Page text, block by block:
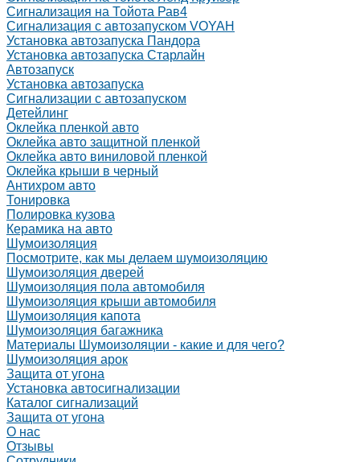
Сигнализация на Тойота Рав4
Сигнализация с автозапуском VOYAH
Установка автозапуска Пандора
Установка автозапуска Старлайн
Автозапуск
Установка автозапуска
Сигнализации с автозапуском
Детейлинг
Оклейка пленкой авто
Оклейка авто защитной пленкой
Оклейка авто виниловой пленкой
Оклейка крыши в черный
Антихром авто
Тонировка
Полировка кузова
Керамика на авто
Шумоизоляция
Посмотрите, как мы делаем шумоизоляцию
Шумоизоляция дверей
Шумоизоляция пола автомобиля
Шумоизоляция крыши автомобиля
Шумоизоляция капота
Шумоизоляция багажника
Материалы Шумоизоляции - какие и для чего?
Шумоизоляция арок
Защита от угона
Установка автосигнализации
Каталог сигнализаций
Защита от угона
О нас
Отзывы